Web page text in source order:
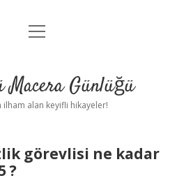
Anasayfa
Yasal Uyarı
menüyü
Macera Günlüğü
ilham alan keyifli hikayeler!
görevlisi ne kadar
?